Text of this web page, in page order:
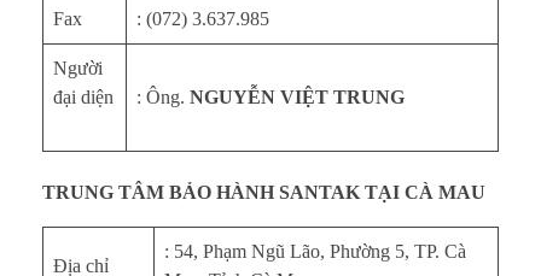
Fax : (072) 3.637.985
Người
đại diện
: Ông. NGUYỄN VIỆT TRUNG
TRUNG TÂM BẢO HÀNH SANTAK TẠI CÀ MAU
Địa chỉ
: 54, Phạm Ngũ Lão, Phường 5, TP. Cà